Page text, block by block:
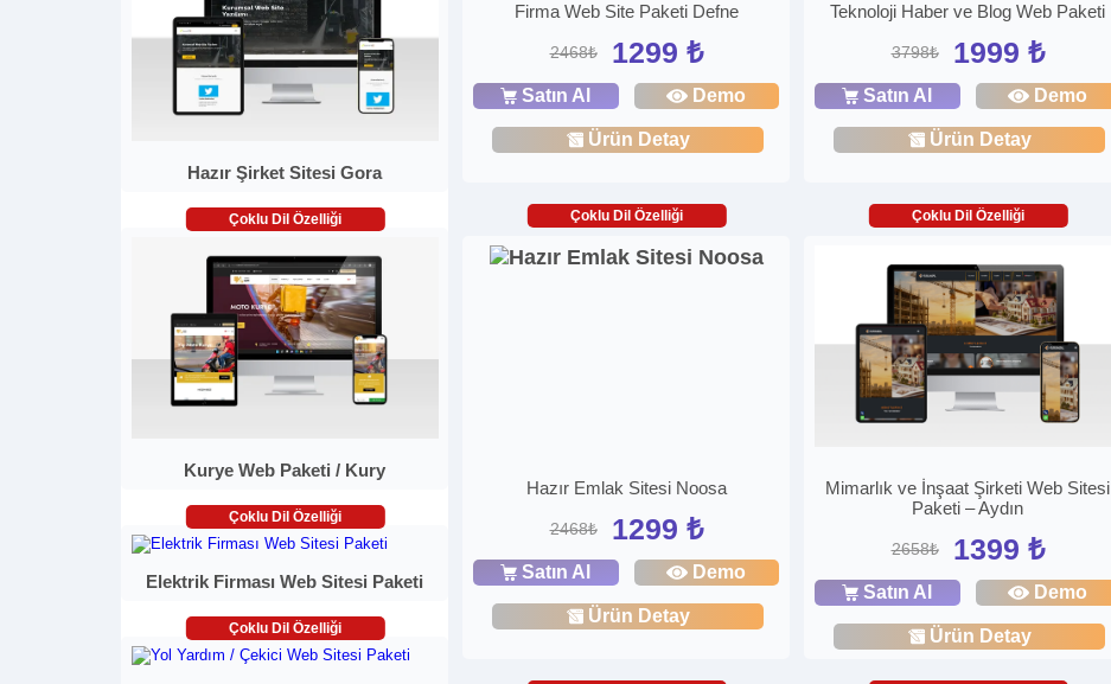
Hazır Şirket Sitesi Gora
Çoklu Dil Özelliği
Kurye Web Paketi / Kury
Çoklu Dil Özelliği
Elektrik Firması Web Sitesi Paketi
Çoklu Dil Özelliği
Firma Web Site Paketi Defne
2468₺ 1299 ₺
Satın Al Demo
Ürün Detay
Teknoloji Haber ve Blog Web Paketi
3798₺ 1999 ₺
Satın Al Demo
Ürün Detay
Çoklu Dil Özelliği
Hazır Emlak Sitesi Noosa
2468₺ 1299 ₺
Satın Al Demo
Ürün Detay
Çoklu Dil Özelliği
Mimarlık ve İnşaat Şirketi Web Sitesi
Paketi – Aydın
2658₺ 1399 ₺
Satın Al Demo
Ürün Detay